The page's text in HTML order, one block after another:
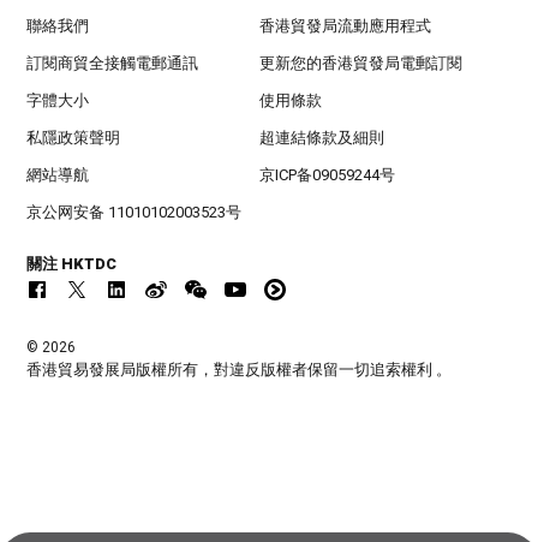
聯絡我們 香港貿發局流動應用程式
訂閱商貿全接觸電郵通訊 更新您的香港貿發局電郵訂閱
字體大小 使用條款
私隱政策聲明 超連結條款及細則
網站導航 京ICP备09059244号
京公网安备 11010102003523号
關注 HKTDC
© 2026
香港貿易發展局版權所有，對違反版權者保留一切追索權利 。